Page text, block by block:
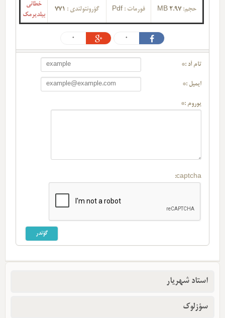
حجم: 2.97 MB فورمات : Pdf گؤرونتولندی : 771
خطانی
بیلدیرمک
0
0
تام آد :*
ایمیل :*
یوروم :*
captcha:
استاد شهریار
سؤزلوک